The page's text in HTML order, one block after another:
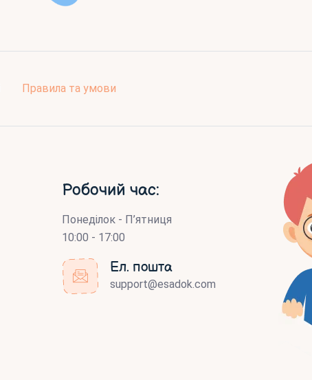
Правила та умови
Робочий час:
Понеділок - П’ятниця
10:00 - 17:00
Ел. пошта
support@esadok.com